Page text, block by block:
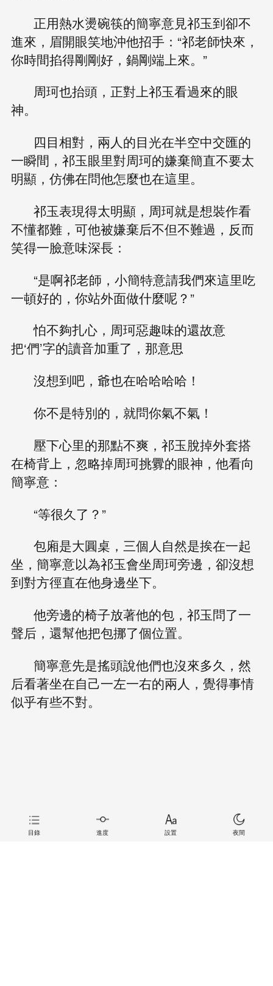
正用熱水燙碗筷的簡寧意見祁玉到卻不
進來，眉開眼笑地沖他招手：“祁老師快來，
你時間掐得剛剛好，鍋剛端上來。”
周珂也抬頭，正對上祁玉看過來的眼
神。
四目相對，兩人的目光在半空中交匯的
一瞬間，祁玉眼里對周珂的嫌棄簡直不要太
明顯，仿佛在問他怎麼也在這里。
祁玉表現得太明顯，周珂就是想裝作看
不懂都難，可他被嫌棄后不但不難過，反而
笑得一臉意味深長：
“是啊祁老師，小簡特意請我們來這里吃
一頓好的，你站外面做什麼呢？”
怕不夠扎心，周珂惡趣味的還故意
把‘們’字的讀音加重了，那意思
沒想到吧，爺也在哈哈哈哈！
你不是特別的，就問你氣不氣！
壓下心里的那點不爽，祁玉脫掉外套搭
在椅背上，忽略掉周珂挑釁的眼神，他看向
簡寧意：
“等很久了？”
包廂是大圓桌，三個人自然是挨在一起
坐，簡寧意以為祁玉會坐周珂旁邊，卻沒想
到對方徑直在他身邊坐下。
他旁邊的椅子放著他的包，祁玉問了一
聲后，還幫他把包挪了個位置。
簡寧意先是搖頭說他們也沒來多久，然
后看著坐在自己一左一右的兩人，覺得事情
似乎有些不對。
目錄 進度 設置 夜間